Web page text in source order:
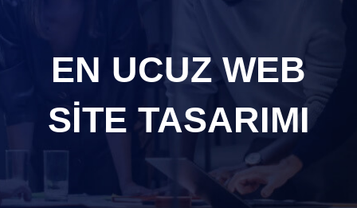
EN UCUZ WEB
SITE TASARIMI